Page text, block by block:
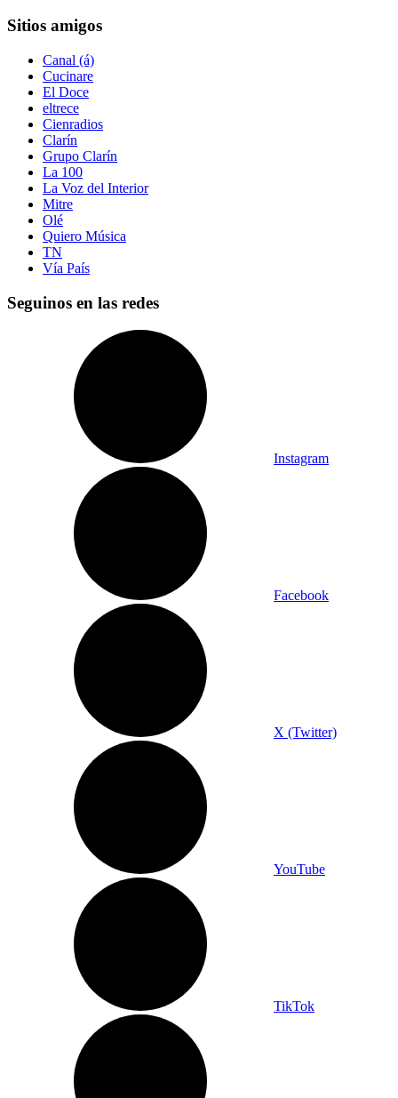
Sitios amigos
Canal (á)
Cucinare
El Doce
eltrece
Cienradios
Clarín
Grupo Clarín
La 100
La Voz del Interior
Mitre
Olé
Quiero Música
TN
Vía País
Seguinos en las redes
Instagram
Facebook
X (Twitter)
YouTube
TikTok